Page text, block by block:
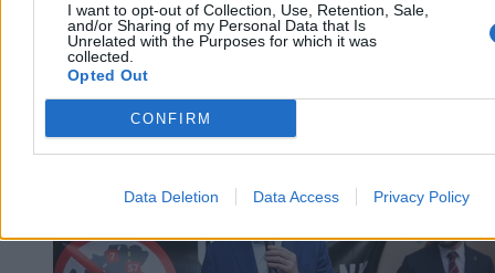
I want to opt-out of Collection, Use, Retention, Sale,
and/or Sharing of my Personal Data that Is
Unrelated with the Purposes for which it was
collected.
Opted Out
CONFIRM
Data Deletion Data Access Privacy Policy